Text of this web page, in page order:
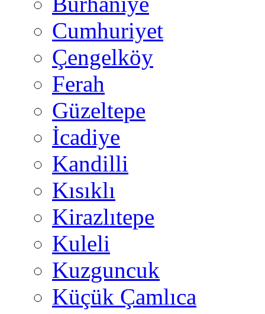
Cumhuriyet
Çengelköy
Ferah
Güzeltepe
İcadiye
Kandilli
Kısıklı
Kirazlıtepe
Kuleli
Kuzguncuk
Küçük Çamlıca